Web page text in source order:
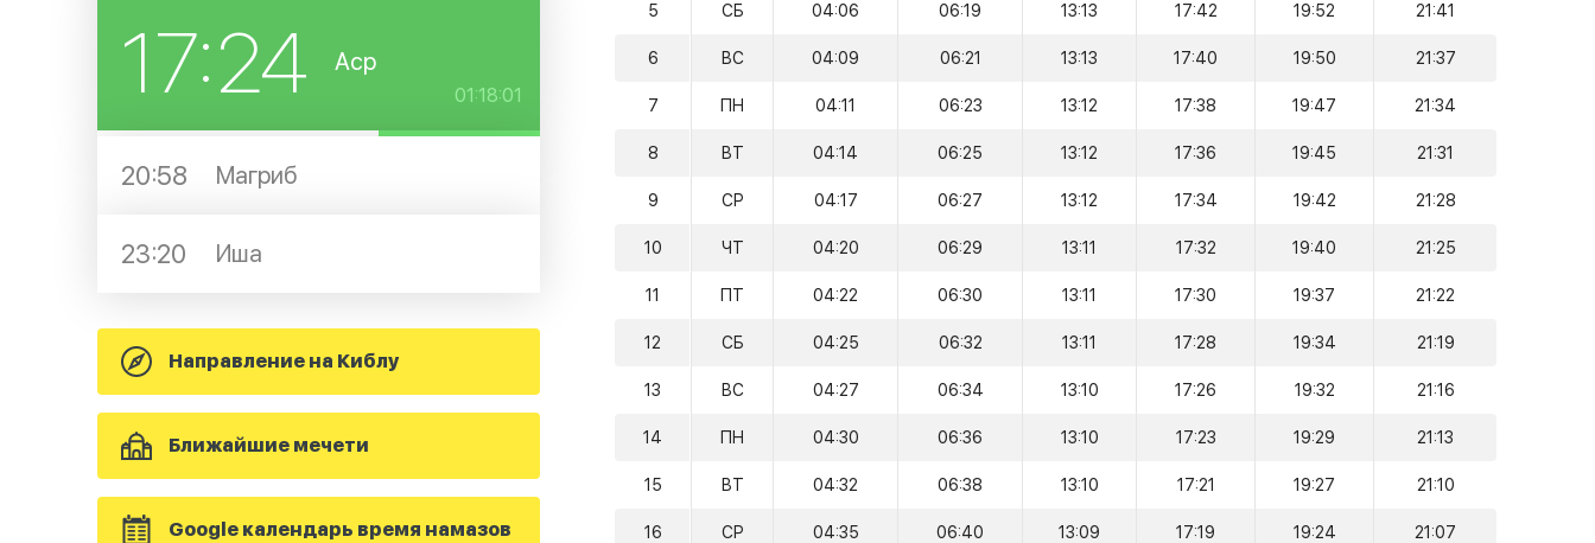
17:24 Аср
01:18:01
20:58 Магриб
23:20 Иша
Направление на Киблу
Ближайшие мечети
Google календарь время намазов
5 СБ 04:06 06:19 13:13 17:42 19:52 21:41
6 ВС 04:09 06:21 13:13 17:40 19:50 21:37
7 ПН 04:11 06:23 13:12 17:38 19:47 21:34
8 ВТ 04:14 06:25 13:12 17:36 19:45 21:31
9 СР 04:17 06:27 13:12 17:34 19:42 21:28
10 ЧТ 04:20 06:29 13:11 17:32 19:40 21:25
11 ПТ 04:22 06:30 13:11 17:30 19:37 21:22
12 СБ 04:25 06:32 13:11 17:28 19:34 21:19
13 ВС 04:27 06:34 13:10 17:26 19:32 21:16
14 ПН 04:30 06:36 13:10 17:23 19:29 21:13
15 ВТ 04:32 06:38 13:10 17:21 19:27 21:10
16 СР 04:35 06:40 13:09 17:19 19:24 21:07